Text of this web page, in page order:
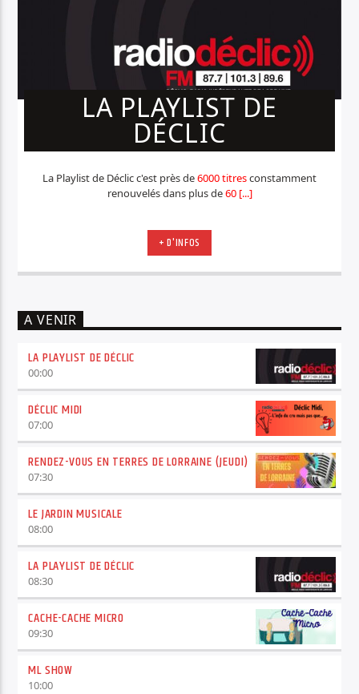
LA PLAYLIST DE
DÉCLIC
La Playlist de Déclic c'est près de6000 titresconstamment
renouvelés dans plus de60 [...]
+ D'INFOS
A VENIR
LA PLAYLIST DE DÉCLIC
00:00
DÉCLIC MIDI
07:00
RENDEZ-VOUS EN TERRES DE LORRAINE (JEUDI)
07:30
LE JARDIN MUSICALE
08:00
LA PLAYLIST DE DÉCLIC
08:30
CACHE-CACHE MICRO
09:30
ML SHOW
10:00